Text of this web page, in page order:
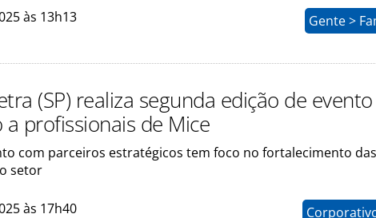
às 13h13 Gente >
(SP) realiza segunda edição de evento
profissionais de Mice
com parceiros estratégicos tem foco no fortalecimento das
setor
às 17h40